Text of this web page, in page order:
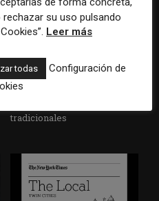
La bolsa ha borrado hasta el
98% del valor de algunos
tradicionales
su uso pulsando
Leer más
todas
Configuración de